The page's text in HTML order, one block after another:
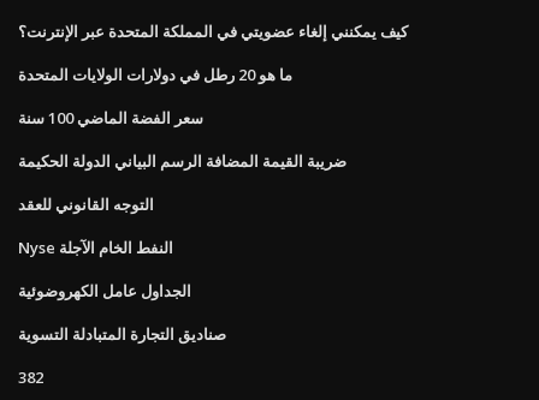
كيف يمكنني إلغاء عضويتي في المملكة المتحدة عبر الإنترنت؟
ما هو 20 رطل في دولارات الولايات المتحدة
سعر الفضة الماضي 100 سنة
ضريبة القيمة المضافة الرسم البياني الدولة الحكيمة
التوجه القانوني للعقد
Nyse النفط الخام الآجلة
الجداول عامل الكهروضوئية
صناديق التجارة المتبادلة التسوية
382